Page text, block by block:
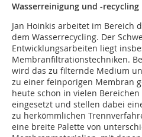
Wasserreinigung und -recycling
Jan Hoinkis arbeitet im Bereich
dem Wasserrecycling. Der
Entwicklungsarbeiten liegt
Membranfiltrationstechniken.
wird das zu filternde Medium
zu einer feinporigen Membran
heute schon in vielen
eingesetzt und stellen dabei
zu herkömmlichen
eine breite Palette von